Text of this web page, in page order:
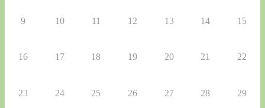
9 10 11 12 13 14 15
16 17 18 19 20 21 22
23 24 25 26 27 28 29